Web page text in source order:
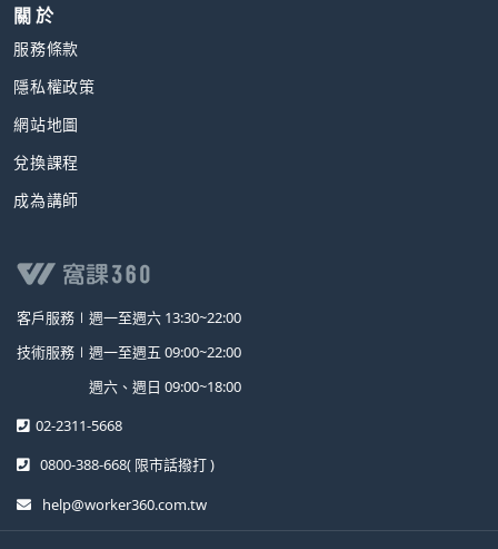
關 於
服務條款
隱私權政策
網站地圖
兌換課程
成為講師
客戶服務∣ 週一至週六 13:30~22:00
技術服務∣ 週一至週五 09:00~22:00
週六、週日 09:00~18:00
02-2311-5668
0800-388-668( 限市話撥打 )
help@worker360.com.tw